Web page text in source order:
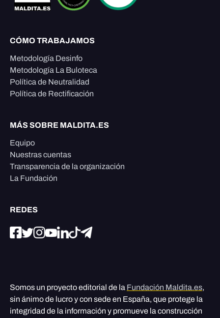
CÓMO TRABAJAMOS
Metodología Desinfo
Metodología La Buloteca
Política de Neutralidad
Política de Rectificación
MÁS SOBRE MALDITA.ES
Equipo
Nuestras cuentas
Transparencia de la organización
La Fundación
REDES
Somos un proyecto editorial de la Fundación Maldita.es,
sin ánimo de lucro y con sede en España, que protege la
integridad de la información y promueve la construcción